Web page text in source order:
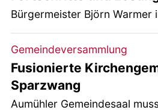
Bürgermeister Björn
Gemeindeversammlung
Fusionierte
Sparzwang
Aumühler Gemeindesaal